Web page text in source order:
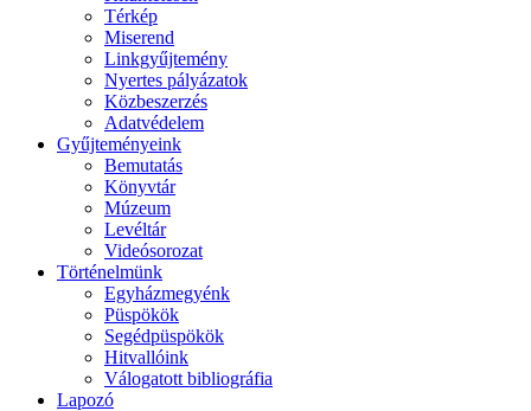
Térkép
Miserend
Linkgyűjtemény
Nyertes pályázatok
Közbeszerzés
Adatvédelem
Gyűjteményeink
Bemutatás
Könyvtár
Múzeum
Levéltár
Videósorozat
Történelmünk
Egyházmegyénk
Püspökök
Segédpüspökök
Hitvallóink
Válogatott bibliográfia
Lapozó